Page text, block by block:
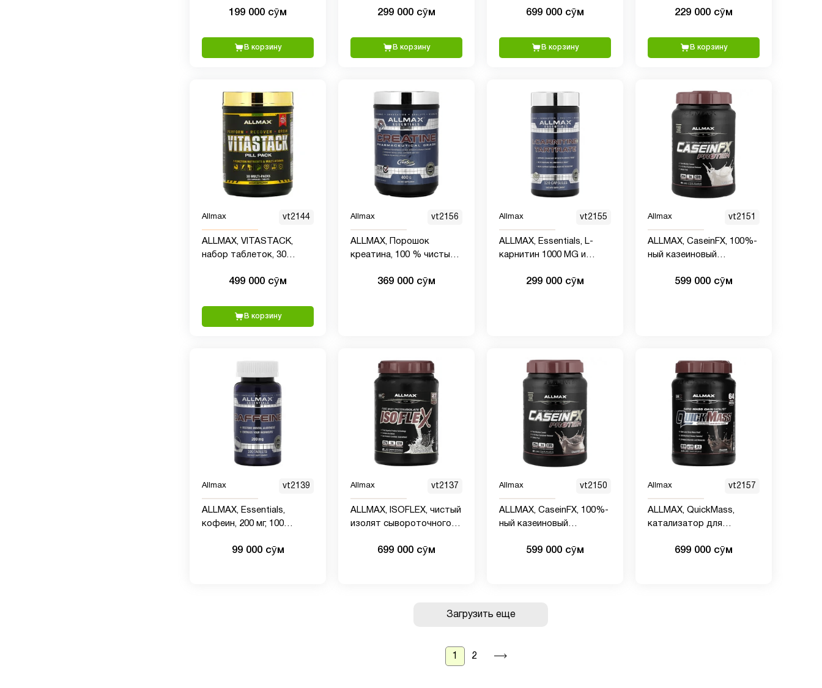
1000 мг, 60 капсул
199 000 сӯм
В корзину
299 000 сӯм
В корзину
арахисовая паста, 1,59 кг
699 000 сӯм
В корзину
для женщин, 60 таблеток
229 000 сӯм
В корзину
Allmax vt2144
ALLMAX, VITASTACK,
набор таблеток, 30
499 000 сӯм
В корзину
Allmax vt2156
ALLMAX, Порошок
креатина, 100 % чистый
моногидрат креатина,
369 000 сӯм
Allmax vt2155
ALLMAX, Essentials, L-
карнитин 1000 MG и
299 000 сӯм
Allmax vt2151
ALLMAX, CaseinFX, 100%-
ный казеиновый
ваниль, 907 г
599 000 сӯм
Allmax vt2139
ALLMAX, Essentials,
кофеин, 200 мг, 100
99 000 сӯм
Allmax vt2137
ALLMAX, ISOFLEX, чистый
изолят сывороточного
печенья и сливок, 907 г (2
699 000 сӯм
Allmax vt2150
ALLMAX, CaseinFX, 100%-
ный казеиновый
шоколад, 2 фунта (907 г)
599 000 сӯм
Allmax vt2157
ALLMAX, QuickMass,
катализатор для
шоколад, 1,59 кг (3,5
699 000 сӯм
Загрузить еще
1 2